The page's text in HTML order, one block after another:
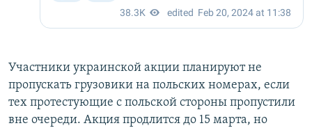
Участники украинской акции планируют не
пропускать грузовики на польских номерах, если
тех протестующие с польской стороны пропустили
вне очереди. Акция продлится до 15 марта, но